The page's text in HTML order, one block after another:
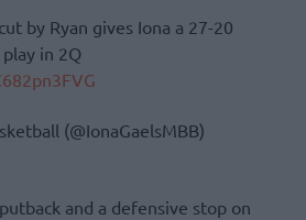
by Ryan gives Iona a 27-20
in 2Q
(@IonaGaelsMBB)
putback and a defensive stop on